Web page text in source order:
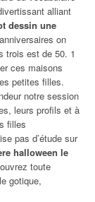
alliant
dessin une
on
trois est de 50. 1
ces maisons
petites filles.
notre session
leurs profils et à
filles
pas d’étude sur
halloween le
toute
gotique,